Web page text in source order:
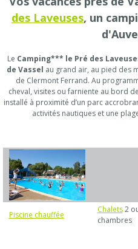
des Laveuses, un
Le Camping*** le Pré des
de Vassel au grand air, au pied des
de Clermont Ferrand. Au
cheval, visites ou farniente au bord
installé à proximité d’un parc
activités nautiques et une
Piscine chauffée
Chalets2
chambres